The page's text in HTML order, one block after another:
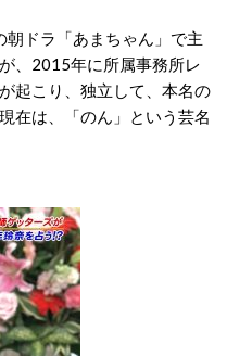
ドラ「あまちゃん」で主
、2015年に所属事務所レ
起こり、独立して、本名の
在は、「のん」という芸名